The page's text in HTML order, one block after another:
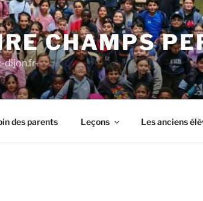
CHAMPS
dijon.fr-
des parents Leçons Les anciens